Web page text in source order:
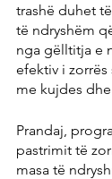
trashë duhet
të ndryshëm
nga gëlltitja e
efektiv i
me kujdes
Prandaj,
pastrimit të
masa të